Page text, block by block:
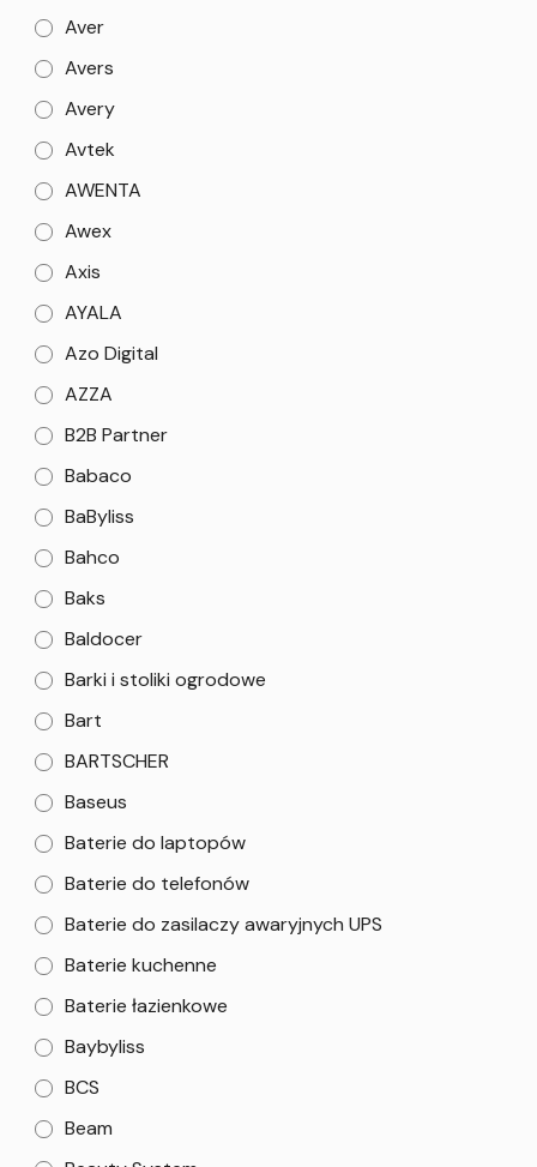
Aver
Avers
Avery
Avtek
AWENTA
Awex
Axis
AYALA
Azo Digital
AZZA
B2B Partner
Babaco
BaByliss
Bahco
Baks
Baldocer
Barki i stoliki ogrodowe
Bart
BARTSCHER
Baseus
Baterie do laptopów
Baterie do telefonów
Baterie do zasilaczy awaryjnych UPS
Baterie kuchenne
Baterie łazienkowe
Baybyliss
BCS
Beam